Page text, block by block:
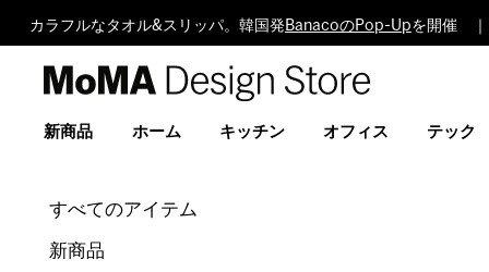
カラフルなタオル&スリッパ。韓国発 BanacoのPop-Upを開催
Design
新商品 ホーム キッチン オフィス テック
すべてのアイテム
新商品